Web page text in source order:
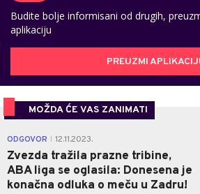
Budite bolje informisani od drugih,
aplikaciju
PREUZMI
MOŽDA ĆE VAS ZANIMATI
ODGOVOR 12.11.2023.
Zvezda tražila prazne tribine,
ABA liga se oglasila: Donesena je
konačna odluka o meču u Zadru!